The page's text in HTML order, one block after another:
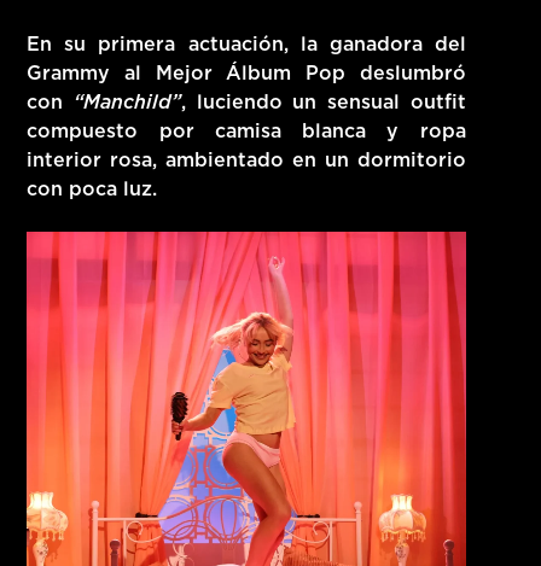
En su primera actuación, la ganadora del
Grammy al Mejor Álbum Pop deslumbró
con “Manchild”, luciendo un sensual outfit
compuesto por camisa blanca y ropa
interior rosa, ambientado en un dormitorio
con poca luz.